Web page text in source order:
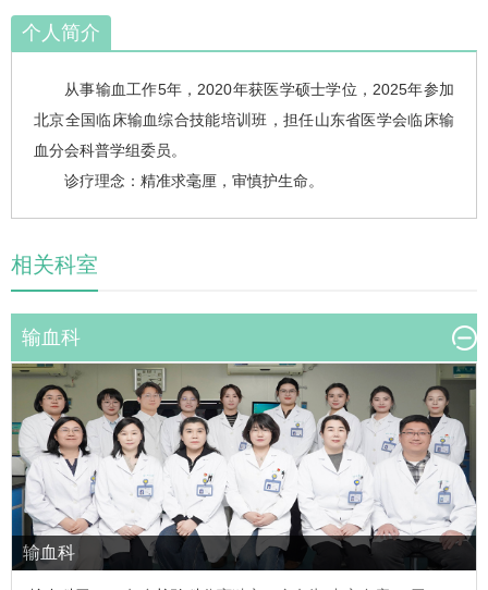
个人简介
从事输血工作5年，2020年获医学硕士学位，2025年参加
北京全国临床输血综合技能培训班，担任山东省医学会临床输
血分会科普学组委员。
诊疗理念：精准求毫厘，审慎护生命。
相关科室
输血科
输血科